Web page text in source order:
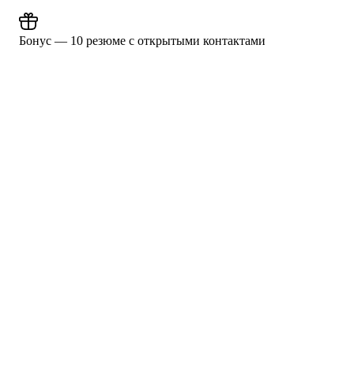
Бонус — 10 резюме с открытыми контактами